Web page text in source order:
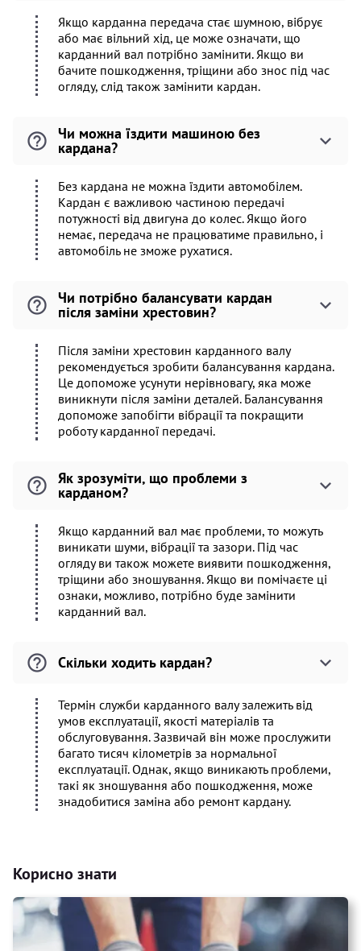
Якщо карданна передача стає шумною, вібрує
або має вільний хід, це може означати, що
карданний вал потрібно замінити. Якщо ви
бачите пошкодження, тріщини або знос під час
огляду, слід також замінити кардан.
Чи можна їздити машиною без
кардана?
Без кардана не можна їздити автомобілем.
Кардан є важливою частиною передачі
потужності від двигуна до колес. Якщо його
немає, передача не працюватиме правильно, і
автомобіль не зможе рухатися.
Чи потрібно балансувати кардан
після заміни хрестовин?
Після заміни хрестовин карданного валу
рекомендується зробити балансування кардана.
Це допоможе усунути нерівновагу, яка може
виникнути після заміни деталей. Балансування
допоможе запобігти вібрації та покращити
роботу карданної передачі.
Як зрозуміти, що проблеми з
карданом?
Якщо карданний вал має проблеми, то можуть
виникати шуми, вібрації та зазори. Під час
огляду ви також можете виявити пошкодження,
тріщини або зношування. Якщо ви помічаєте ці
ознаки, можливо, потрібно буде замінити
карданний вал.
Скільки ходить кардан?
Термін служби карданного валу залежить від
умов експлуатації, якості матеріалів та
обслуговування. Зазвичай він може прослужити
багато тисяч кілометрів за нормальної
експлуатації. Однак, якщо виникають проблеми,
такі як зношування або пошкодження, може
знадобитися заміна або ремонт кардану.
Корисно знати